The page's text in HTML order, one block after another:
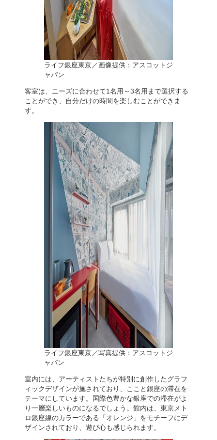
ライフ銀座東京／画像提供：アスコットジ
ャパン
客室は、ニーズに合わせて1名用～3名用まで選択する
ことができ、自分だけの時間を楽しむことができま
す。
ライフ銀座東京／写真提供：アスコットジ
ャパン
室内には、アーティストたちが特別に創作したグラフ
ィックデザインが施されており、ここと銀座の滞在を
テーマにしています。国際色豊かな銀座での滞在がよ
り一層楽しいものになるでしょう。館内は、東京メト
ロ銀座線のカラーである「オレンジ」をモチーフにデ
ザインされており、遊び心も感じられます。